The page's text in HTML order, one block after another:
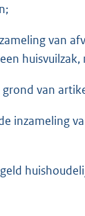
van
van
inzameling